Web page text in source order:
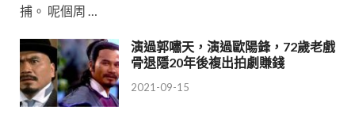
捕。 呢個周 …
演過郭嘯天，演過歐陽鋒，72歲老戲
骨退隱20年後複出拍劇賺錢
2021-09-15